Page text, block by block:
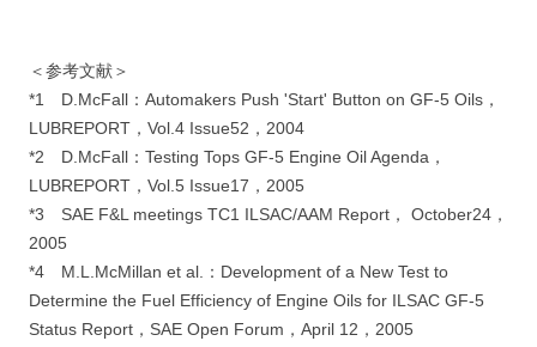
＜参考文献＞
*1 D.McFall：Automakers Push 'Start' Button on GF-5 Oils，
LUBREPORT，Vol.4 Issue52，2004
*2 D.McFall：Testing Tops GF-5 Engine Oil Agenda，
LUBREPORT，Vol.5 Issue17，2005
*3 SAE F&L meetings TC1 ILSAC/AAM Report， October24，
2005
*4 M.L.McMillan et al.：Development of a New Test to
Determine the Fuel Efficiency of Engine Oils for ILSAC GF-5
Status Report，SAE Open Forum，April 12，2005